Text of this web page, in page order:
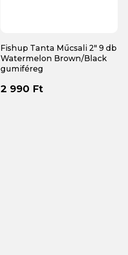
Fishup Tanta Műcsali 2" 9 db
Watermelon Brown/Black
gumiféreg
2 990 Ft